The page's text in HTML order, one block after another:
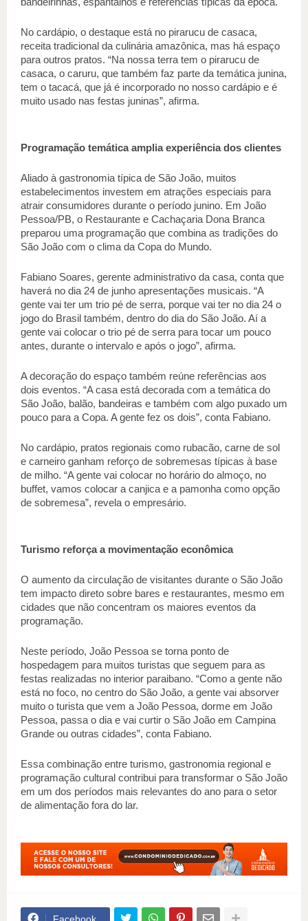
No cardápio, o destaque está no pirarucu de casaca,
receita tradicional da culinária amazônica, mas há espaço
para outros pratos. “Na nossa terra tem o pirarucu de
casaca, o caruru, que também faz parte da temática junina,
tem o tacacá, que já é incorporado no nosso cardápio e é
muito usado nas festas juninas”, afirma.
Programação temática amplia experiência dos clientes
Aliado à gastronomia típica de São João, muitos
estabelecimentos investem em atrações especiais para
atrair consumidores durante o período junino. Em João
Pessoa/PB, o Restaurante e Cachaçaria Dona Branca
preparou uma programação que combina as tradições do
São João com o clima da Copa do Mundo.
Fabiano Soares, gerente administrativo da casa, conta que
haverá no dia 24 de junho apresentações musicais. “A
gente vai ter um trio pé de serra, porque vai ter no dia 24 o
jogo do Brasil também, dentro do dia do São João. Aí a
gente vai colocar o trio pé de serra para tocar um pouco
antes, durante o intervalo e após o jogo”, afirma.
A decoração do espaço também reúne referências aos
dois eventos. “A casa está decorada com a temática do
São João, balão, bandeiras e também com algo puxado um
pouco para a Copa. A gente fez os dois”, conta Fabiano.
No cardápio, pratos regionais como rubacão, carne de sol
e carneiro ganham reforço de sobremesas típicas à base
de milho. “A gente vai colocar no horário do almoço, no
buffet, vamos colocar a canjica e a pamonha como opção
de sobremesa”, revela o empresário.
Turismo reforça a movimentação econômica
O aumento da circulação de visitantes durante o São João
tem impacto direto sobre bares e restaurantes, mesmo em
cidades que não concentram os maiores eventos da
programação.
Neste período, João Pessoa se torna ponto de
hospedagem para muitos turistas que seguem para as
festas realizadas no interior paraibano. “Como a gente não
está no foco, no centro do São João, a gente vai absorver
muito o turista que vem a João Pessoa, dorme em João
Pessoa, passa o dia e vai curtir o São João em Campina
Grande ou outras cidades”, conta Fabiano.
Essa combinação entre turismo, gastronomia regional e
programação cultural contribui para transformar o São João
em um dos períodos mais relevantes do ano para o setor
de alimentação fora do lar.